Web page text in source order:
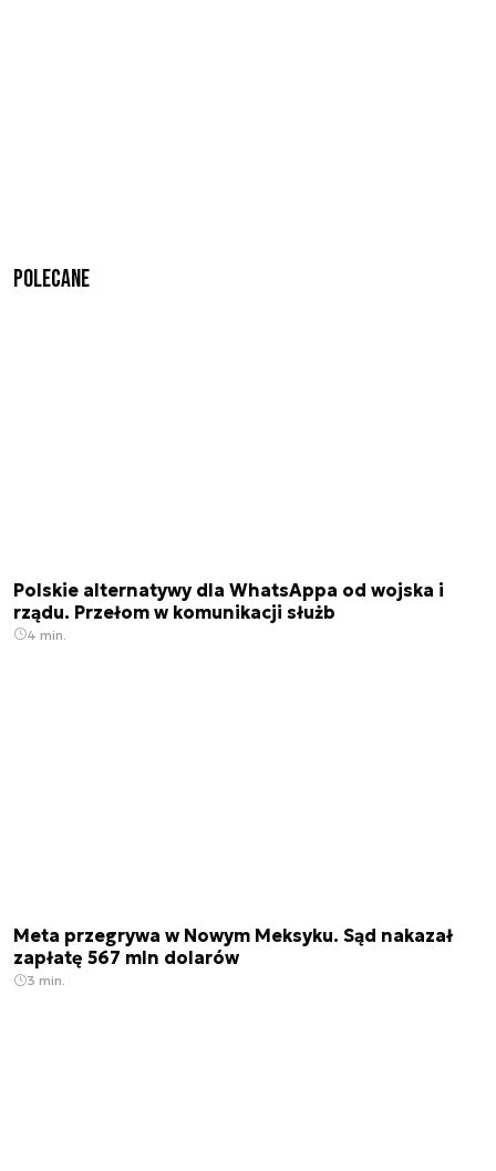
Polecane
Polskie alternatywy dla WhatsAppa od wojska i
rządu. Przełom w komunikacji służb
4 min.
Meta przegrywa w Nowym Meksyku. Sąd nakazał
zapłatę 567 mln dolarów
3 min.